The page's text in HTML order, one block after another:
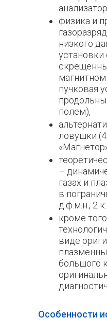
физика и
низкого
установки
пучковая
полем),
ловушки
–
газах и
в
д.ф.м.н., 2
кроме
виде
большого
Особенности